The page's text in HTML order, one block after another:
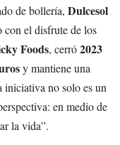
de bollería, Dulcesol
con el disfrute de los
Foods, cerró2023
y mantiene una
iniciativa no solo es un
en medio de
la vida”.